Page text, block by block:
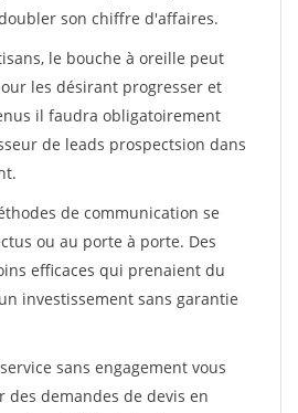
son chiffre d'affaires.
le bouche à oreille peut
les désirant progresser et
il faudra obligatoirement
de leads prospectsion dans
de communication se
ou au porte à porte. Des
efficaces qui prenaient du
investissement sans garantie
sans engagement vous
des demandes de devis en